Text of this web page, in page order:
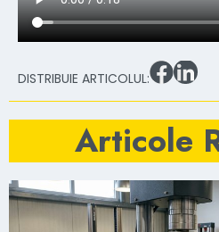
DISTRIBUIE ARTICOLUL:
Articole